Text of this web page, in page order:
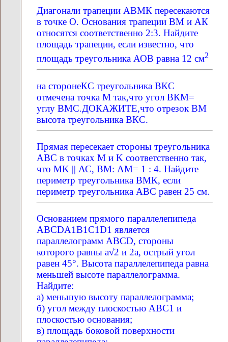
Диагонали трапеции АВМК пересекаются
в точке О. Основания трапеции ВМ и АК
относятся соответственно 2:3. Найдите
площадь трапеции, если известно, что
площадь треугольника АОВ равна 12 см2
на сторонеКС треугольника ВКС
отмечена точка М так,что угол ВКМ=
углу ВМС.ДОКАЖИТЕ,что отрезок ВМ
высота треугольника ВКС.
Прямая пересекает стороны треугольника
ABC в точках М и K соответственно так,
что MK || АС, ВМ: АМ= 1 : 4. Найдите
периметр треугольника ВМК, если
периметр треугольника AВС равен 25 см.
Основанием прямого параллелепипеда
ABCDA1B1C1D1 является
параллелограмм ABCD, стороны
которого равны а√2 и 2а, острый угол
равен 45°. Высота параллелепипеда равна
меньшей высоте параллелограмма.
Найдите:
а) меньшую высоту параллелограмма;
б) угол между плоскостью AВС1 и
плоскостью основания;
в) площадь боковой поверхности